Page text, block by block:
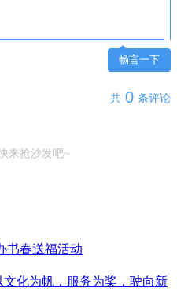
畅言一下
共 0 条评论
来抢沙发吧~
书春送福活动
文化为帆，服务为桨，驶向新